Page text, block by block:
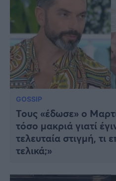
GOSSIP
Τους «έδωσε» ο
τόσο μακριά γιατί
τελευταία στιγμή, τι
τελικά;»